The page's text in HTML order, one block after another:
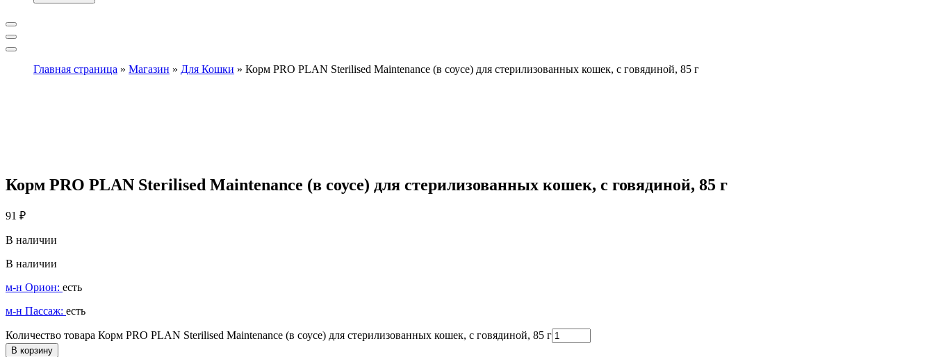
Главная страница » Магазин » Для Кошки » Корм PRO PLAN Sterilised Maintenance (в соусе) для стерилизованных кошек, с говядиной, 85 г
Корм PRO PLAN Sterilised Maintenance (в соусе) для стерилизованных кошек, с говядиной, 85 г
91 ₽
В наличии
В наличии
м-н Орион: есть
м-н Пассаж: есть
Количество товара Корм PRO PLAN Sterilised Maintenance (в соусе) для стерилизованных кошек, с говядиной, 85 г
В корзину